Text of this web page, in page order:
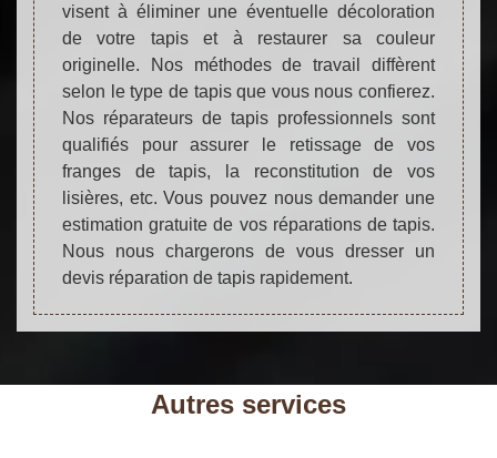
visent à éliminer une éventuelle décoloration
de votre tapis et à restaurer sa couleur
originelle. Nos méthodes de travail diffèrent
selon le type de tapis que vous nous confierez.
Nos réparateurs de tapis professionnels sont
qualifiés pour assurer le retissage de vos
franges de tapis, la reconstitution de vos
lisières, etc. Vous pouvez nous demander une
estimation gratuite de vos réparations de tapis.
Nous nous chargerons de vous dresser un
devis réparation de tapis rapidement.
Autres services